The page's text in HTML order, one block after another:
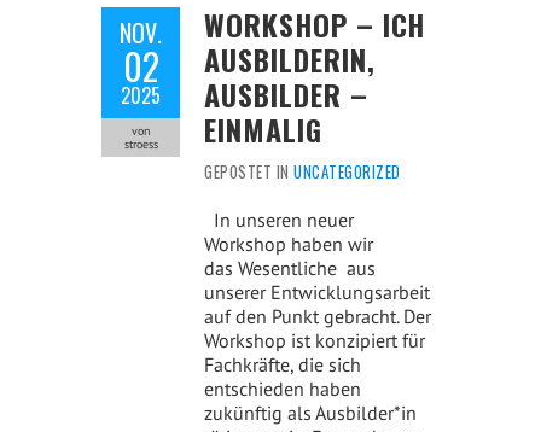
NOV.
02
2025
von
stroess
WORKSHOP – ICH
AUSBILDERIN,
AUSBILDER –
EINMALIG
GEPOSTET INUNCATEGORIZED
In unseren neuer
Workshop haben wir
das Wesentliche aus
unserer Entwicklungsarbeit
auf den Punkt gebracht. Der
Workshop ist konzipiert für
Fachkräfte, die sich
entschieden haben
zukünftig als Ausbilder*in